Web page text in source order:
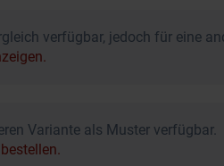
verfügbar, jedoch für eine
Variante als Muster verfügbar.